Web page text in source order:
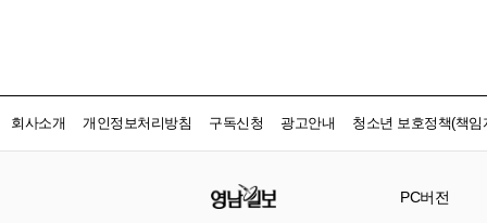
회사소개 개인정보처리방침 구독신청 광고안내 청소년 보호정책(책임
PC버전